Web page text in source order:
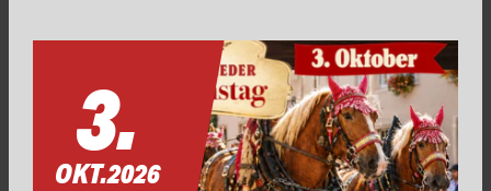
3.
OKT.2026